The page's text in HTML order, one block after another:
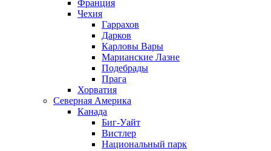
Франция
Чехия
Гаррахов
Дарков
Карловы Вары
Марианские Лазне
Подебрады
Прага
Хорватия
Северная Америка
Канада
Биг-Уайт
Вистлер
Национальный парк